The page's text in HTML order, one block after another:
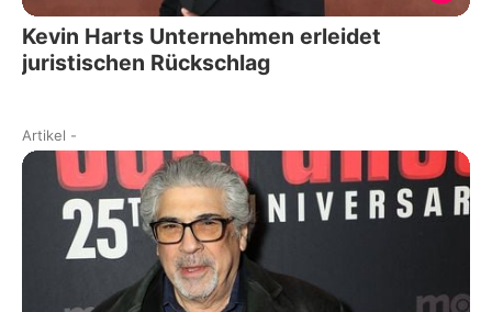
Kevin Harts Unternehmen erleidet
juristischen Rückschlag
Artikel -